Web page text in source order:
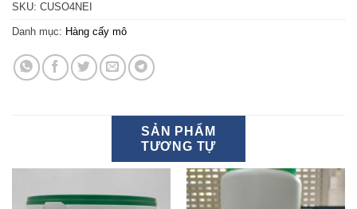
SKU: CUSO4NEI
Danh mục: Hàng cấy mô
SẢN PHẨM
TƯƠNG TỰ